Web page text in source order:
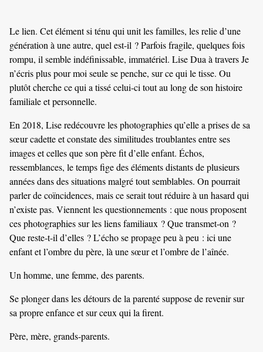
Le lien. Cet élément si ténu qui unit les familles, les relie d’une
génération à une autre, quel est-il ? Parfois fragile, quelques fois
rompu, il semble indéfinissable, immatériel. Lise Dua à travers Je
n’écris plus pour moi seule se penche, sur ce qui le tisse. Ou
plutôt cherche ce qui a tissé celui-ci tout au long de son histoire
familiale et personnelle.
En 2018, Lise redécouvre les photographies qu’elle a prises de sa
sœur cadette et constate des similitudes troublantes entre ses
images et celles que son père fit d’elle enfant. Échos,
ressemblances, le temps fige des éléments distants de plusieurs
années dans des situations malgré tout semblables. On pourrait
parler de coïncidences, mais ce serait tout réduire à un hasard qui
n’existe pas. Viennent les questionnements : que nous proposent
ces photographies sur les liens familiaux ? Que transmet-on ?
Que reste-t-il d’elles ? L’écho se propage peu à peu : ici une
enfant et l’ombre du père, là une sœur et l’ombre de l’aînée.
Un homme, une femme, des parents.
Se plonger dans les détours de la parenté suppose de revenir sur
sa propre enfance et sur ceux qui la firent.
Père, mère, grands-parents.